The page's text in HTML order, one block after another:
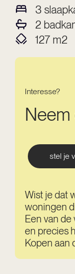
3
2
127 m2
Interesse?
stel je
Wist je dat
woningen
Een van
en precies
Kopen aan